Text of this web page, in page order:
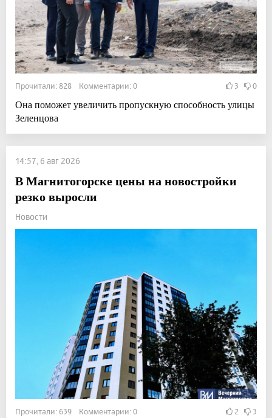
Прочитали: 828 Комментарии: 0 3 0
Она поможет увеличить пропускную способность улицы
Зеленцова
14:57, 6 авг 2026
В Магнитогорске цены на новостройки
резко выросли
Новости
Прочитали: 639 Комментарии: 0 2 3